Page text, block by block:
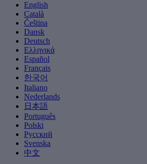
English
Català
Čeština
Dansk
Deutsch
Ελληνικά
Español
Français
한국어
Italiano
Nederlands
日本語
Português
Polski
Русский
Svenska
中文